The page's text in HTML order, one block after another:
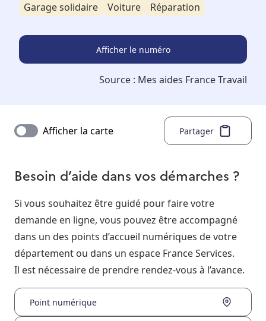
Garage solidaire
Voiture Réparation
Afficher le numéro
Source : Mes aides France Travail
Afficher la carte Partager
Besoin d’aide dans vos démarches ?
Si vous souhaitez être guidé pour faire votre
demande en ligne, vous pouvez être accompagné
dans un des points d’accueil numériques de votre
département ou dans un espace France Services.
Il est nécessaire de prendre rendez-vous à l’avance.
Point numérique